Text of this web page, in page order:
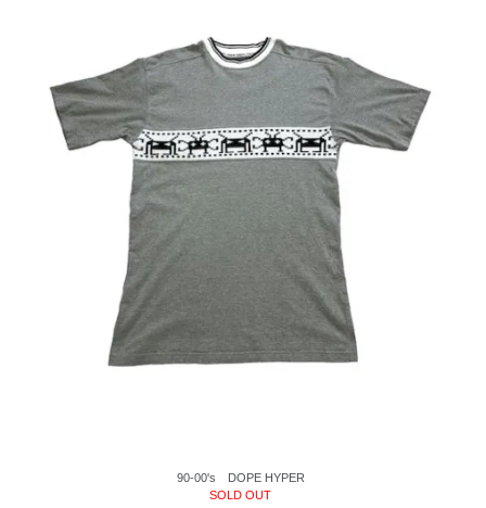
90-00's DOPE HYPER
SOLD OUT